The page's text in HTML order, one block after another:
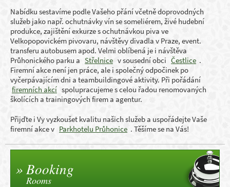
Nabídku sestavíme podle Vašeho přání včetně doprovodných
služeb jako např. ochutnávky vín se someliérem, živé hudební
produkce, zajištění exkurze s ochutnávkou piva ve
Velkopopovickém pivovaru, návštěvy divadla v Praze, event.
transferu autobusem apod. Velmi oblíbená je i návštěva
Průhonického parku a Střelnice v sousední obci Čestlice .
Firemní akce není jen práce, ale i společný odpočinek po
vyčerpávajícím dni a teambuildingové aktivity. Při pořádání
firemních akcí spolupracujeme s celou řadou renomovaných
školících a trainingových firem a agentur.
Přijďte i Vy vyzkoušet kvalitu našich služeb a uspořádejte Vaše
firemní akce v Parkhotelu Průhonice . Těšíme se na Vás!
Booking
Rooms